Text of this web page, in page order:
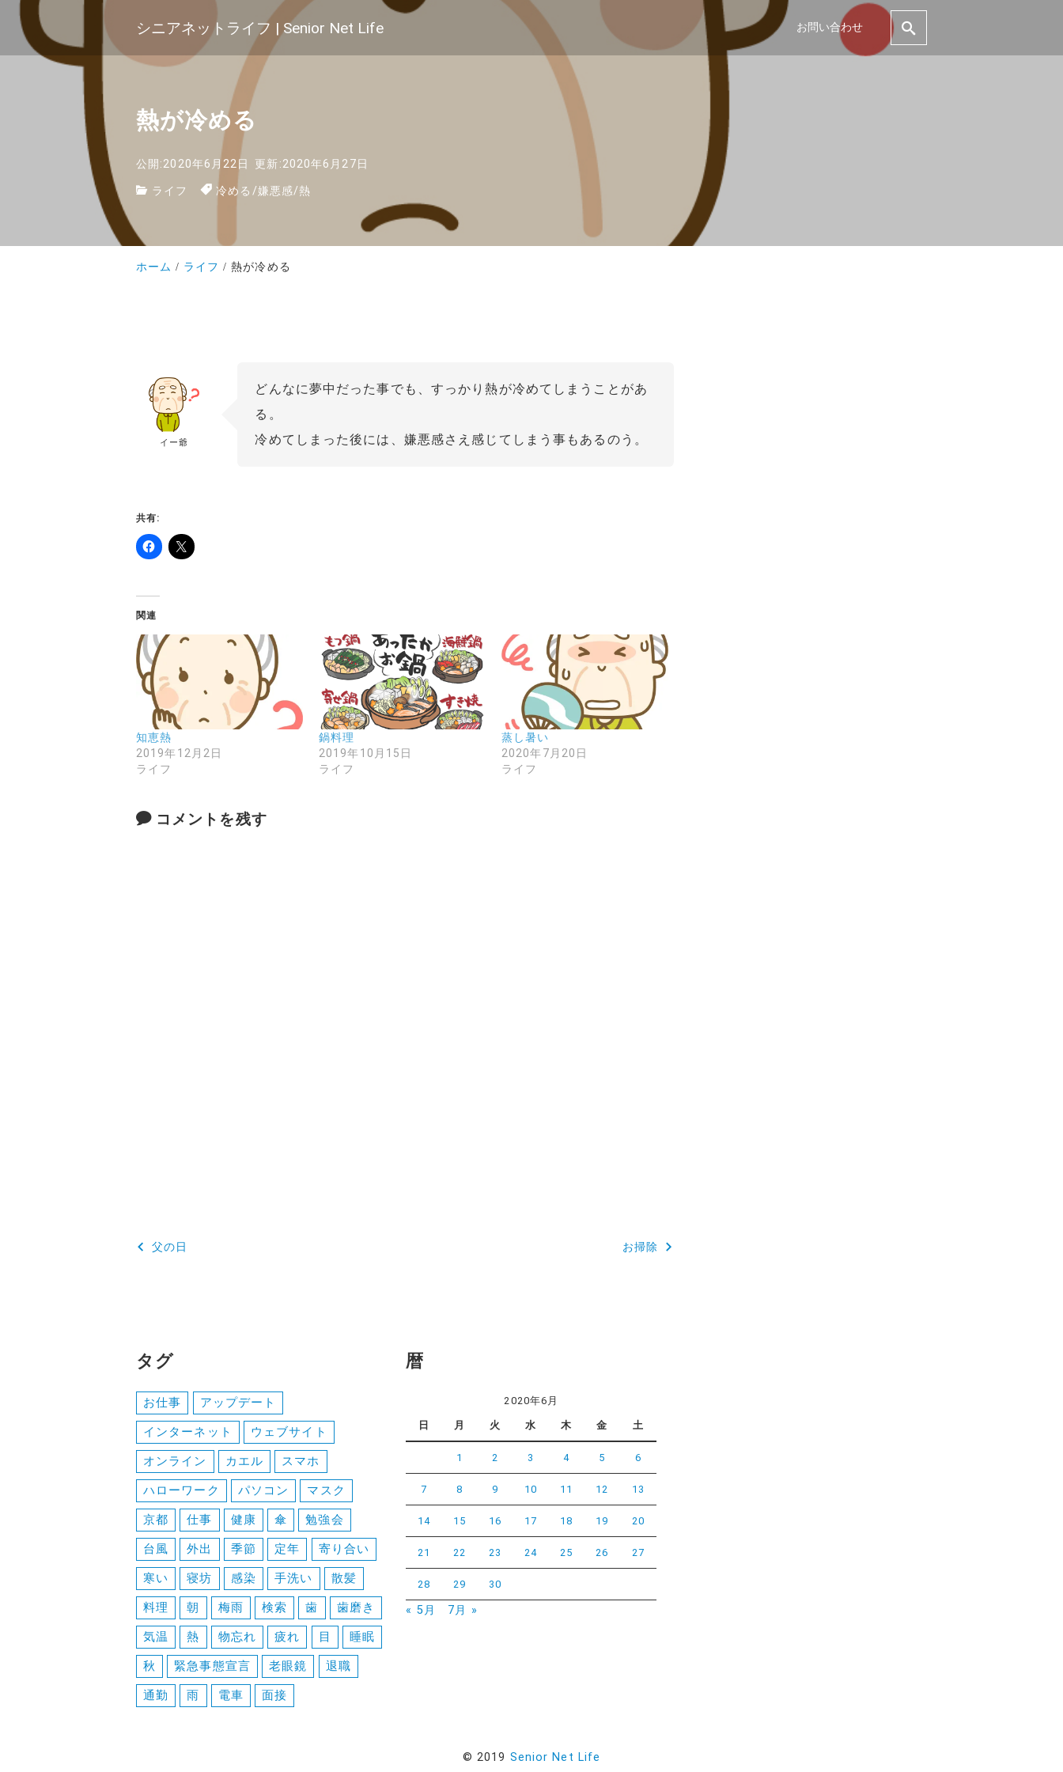
シニアネットライフ | Senior Net Life お問い合わせ
熱が冷める
公開:2020年6月22日
更新:2020年6月27日
ライフ
冷める /嫌悪感/熱
ホーム ライフ 熱が冷める
イー爺
どんなに夢中だった事でも、すっかり熱が冷めてしまうことがあ
る。
冷めてしまった後には、嫌悪感さえ感じてしまう事もあるのう。
共有:
関連
知恵熱
2019年12月2日
ライフ
鍋料理
2019年10月15日
ライフ
蒸し暑い
2020年7月20日
ライフ
コメントを残す
投
ゲ
シ
ョ
ン
父の日 お掃除
タグ
お仕事 アップデート
インターネット ウェブサイト
オンライン カエル スマホ
ハローワーク パソコン マスク
京都 仕事 健康 傘 勉強会
台風 外出 季節 定年 寄り合い
寒い 寝坊 感染 手洗い 散髪
料理 朝 梅雨 検索 歯 歯磨き
気温 熱 物忘れ 疲れ 目 睡眠
秋 緊急事態宣言 老眼鏡 退職
通勤 雨 電車 面接
暦
2020年6月
日 月 火 水 木 金 土
1 2 3 4 5 6
7 8 9 10 11 12 13
14 15 16 17 18 19 20
21 22 23 24 25 26 27
28 29 30
« 5月 7月 »
© 2019 Senior Net Life